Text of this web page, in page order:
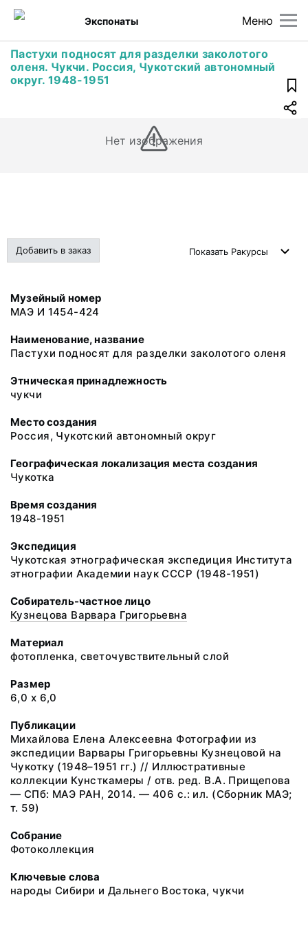
Меню
Экспонаты
Пастухи подносят для разделки заколотого
оленя. Чукчи. Россия, Чукотский автономный
округ. 1948-1951
Нет изображения
Добавить в заказ Показать Ракурсы
Музейный номер
МАЭ И 1454-424
Наименование, название
Пастухи подносят для разделки заколотого оленя
Этническая принадлежность
чукчи
Место создания
Россия, Чукотский автономный округ
Географическая локализация места создания
Чукотка
Время создания
1948-1951
Экспедиция
Чукотская этнографическая экспедиция Института
этнографии Академии наук СССР (1948-1951)
Собиратель-частное лицо
Кузнецова Варвара Григорьевна
Материал
фотопленка, светочувствительный слой
Размер
6,0 х 6,0
Публикации
Михайлова Елена Алексеевна Фотографии из
экспедиции Варвары Григорьевны Кузнецовой на
Чукотку (1948–1951 гг.) // Иллюстративные
коллекции Кунсткамеры / отв. ред. В.А. Прищепова
— СПб: МАЭ РАН, 2014. — 406 с.: ил. (Сборник МАЭ;
т. 59)
Собрание
Фотоколлекция
Ключевые слова
народы Сибири и Дальнего Востока, чукчи